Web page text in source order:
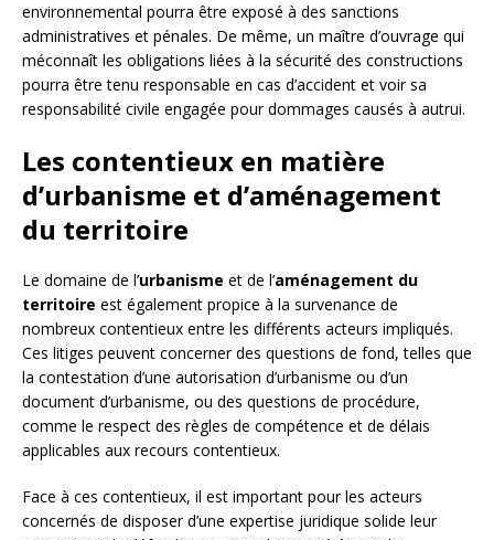
environnemental pourra être exposé à des sanctions
administratives et pénales. De même, un maître d’ouvrage qui
méconnaît les obligations liées à la sécurité des constructions
pourra être tenu responsable en cas d’accident et voir sa
responsabilité civile engagée pour dommages causés à autrui.
Les contentieux en matière
d’urbanisme et d’aménagement
du territoire
Le domaine de l’urbanisme et de l’aménagement du
territoire est également propice à la survenance de
nombreux contentieux entre les différents acteurs impliqués.
Ces litiges peuvent concerner des questions de fond, telles que
la contestation d’une autorisation d’urbanisme ou d’un
document d’urbanisme, ou des questions de procédure,
comme le respect des règles de compétence et de délais
applicables aux recours contentieux.
Face à ces contentieux, il est important pour les acteurs
concernés de disposer d’une expertise juridique solide leur